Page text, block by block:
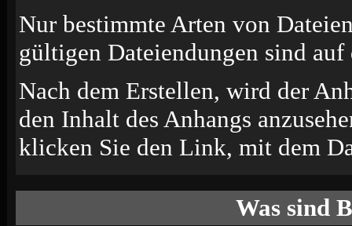
Nur bestimmte Arten von
gültigen Dateiendungen sind
Nach dem Erstellen, wird der
den Inhalt des Anhangs
klicken Sie den Link, mit dem
Was sind